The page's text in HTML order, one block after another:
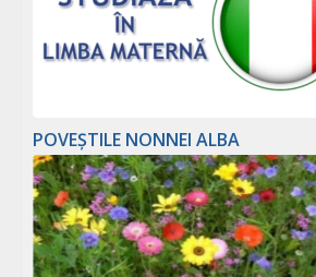
POVEȘTILE NONNEI ALBA